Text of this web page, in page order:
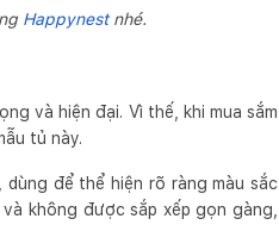
Happynestnhé.
và hiện đại. Vì thế, khi mua sắm
tủ này.
để thể hiện rõ ràng màu sắc
không được sắp xếp gọn gàng,